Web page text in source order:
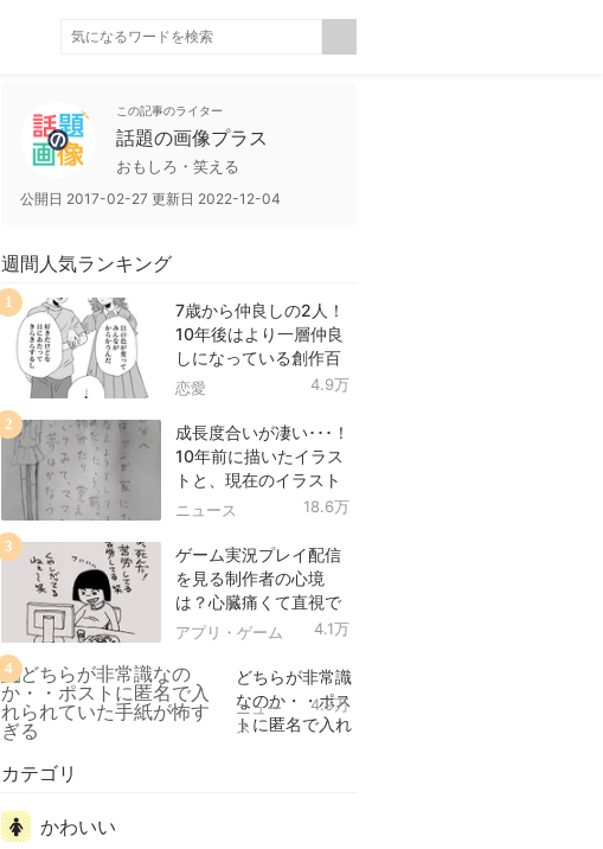
この記事のライター
話題の画像プラス
おもしろ・笑える
公開日 2017-02-27 更新日 2022-12-04
週間人気ランキング
7歳から仲良しの2人！
10年後はより一層仲良
しになっている創作百
合！
恋愛 4.9万
1
成長度合いが凄い･･･！
10年前に描いたイラス
トと、現在のイラスト
を投稿したツイートが
ニュース 18.6万
2
ゲーム実況プレイ配信
を見る制作者の心境
は？心臓痛くて直視で
きなかった！
アプリ・ゲーム 4.1万
3
どちらが非常識
なのか・・ポス
トに匿名で入れ
ニュー
ス
4.9万
4
カテゴリ
かわいい